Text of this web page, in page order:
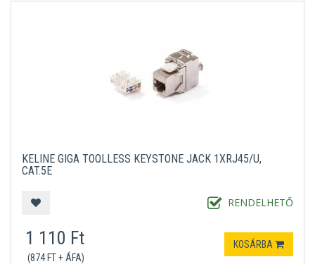
KELINE GIGA TOOLLESS KEYSTONE JACK 1XRJ45/U,
CAT.5E
RENDELHETŐ
1 110 Ft
(874 FT + ÁFA)
KOSÁRBA